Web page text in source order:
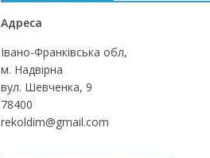
Адреса
Івано-Франківська обл,
м. Надвірна
вул. Шевченка, 9
78400
rekoldim@gmail.com